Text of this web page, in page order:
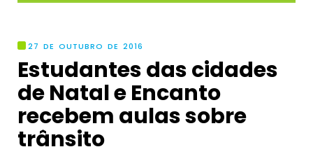
27 DE OUTUBRO DE 2016
Estudantes das cidades
de Natal e Encanto
recebem aulas sobre
trânsito